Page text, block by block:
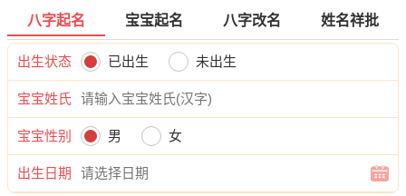
18、爱芷、姿菲、龄棕、炎海
19、依滢、芷璇、诺霆、正桦
20、嫣洁、芊水、诚光、瀚新
21、甯珍、微楚、强莫、渝诚
八字起名 宝宝起名 八字改名 姓名祥批
出生状态 已出生 未出生
宝宝姓氏
宝宝性别 男 女
出生日期